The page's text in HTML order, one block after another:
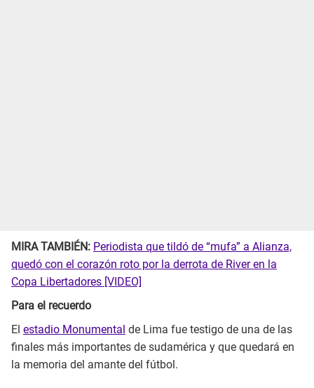
MIRA TAMBIÉN: Periodista que tildó de “mufa” a Alianza,
quedó con el corazón roto por la derrota de River en la
Copa Libertadores [VIDEO]
Para el recuerdo
El estadio Monumental de Lima fue testigo de una de las
finales más importantes de sudamérica y que quedará en
la memoria del amante del fútbol.